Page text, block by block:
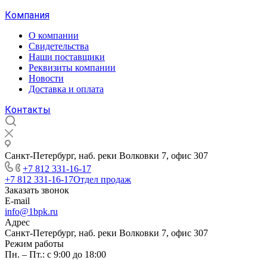
Компания
О компании
Свидетельства
Наши поставщики
Реквизиты компании
Новости
Доставка и оплата
Контакты
Санкт-Петербург, наб. реки Волковки 7, офис 307
+7 812 331-16-17
+7 812 331-16-17Отдел продаж
Заказать звонок
E-mail
info@1bpk.ru
Адрес
Санкт-Петербург, наб. реки Волковки 7, офис 307
Режим работы
Пн. – Пт.: с 9:00 до 18:00